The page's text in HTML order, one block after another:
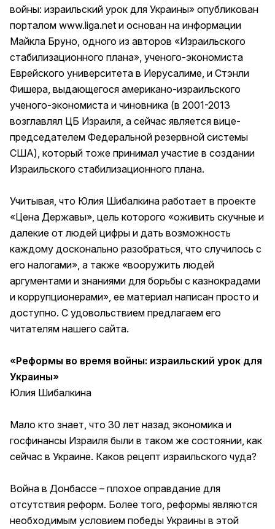
войны: израильский урок для Украины» опубликован
порталом www.liga.net и основан на информации
Майкла Бруно, одного из авторов «Израильского
стабилизационного плана», ученого-экономиста
Еврейского университета в Иерусалиме, и Стэнли
Фишера, выдающегося американо-израильского
ученого-экономиста и чиновника (в 2001-2013
возглавлял ЦБ Израиля, а сейчас является вице-
председателем Федеральной резервной системы
США), который тоже принимал участие в создании
Израильского стабилизационного плана.
Учитывая, что Юлия Шибалкина работает в проекте
«Цена Державы» , цель которого «оживить скучные и
далекие от людей цифры и дать возможность
каждому досконально разобраться, что случилось с
его налогами», а также «вооружить людей
аргументами и знаниями для борьбы с казнокрадами
и коррупционерами», ее материал написан просто и
доступно. С удовольствием предлагаем его
читателям нашего сайта.
«Реформы во время войны: израильский урок для
Украины»
Юлия Шибалкина
Мало кто знает, что 30 лет назад экономика и
госфинансы Израиля были в таком же состоянии, как
сейчас в Украине. Каков рецепт израильского чуда?
Война в Донбассе – плохое оправдание для
отсутствия реформ. Более того, реформы являются
необходимым условием победы Украины в этой